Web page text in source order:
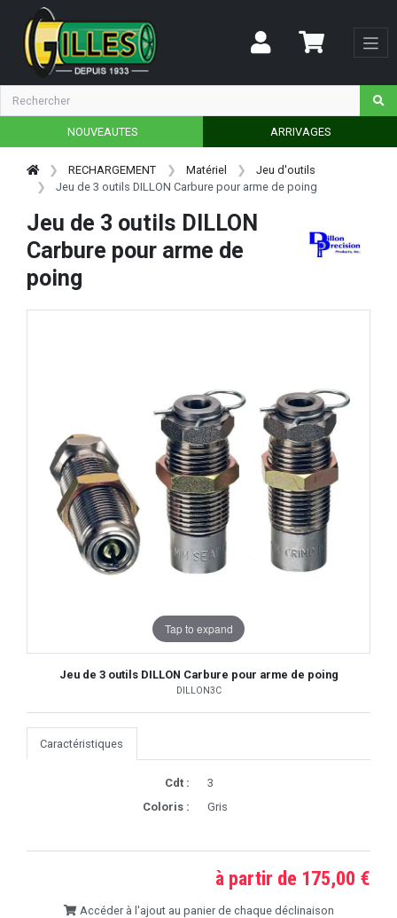
NOUVEAUTES ARRIVAGES
RECHARGEMENT Matériel
Jeu d'outils
Jeu de 3 outils DILLON Carbure pour arme de poing
Jeu de 3 outils DILLON
Carbure pour arme de
poing
Tap to expand
Jeu de 3 outils DILLON Carbure pour arme de poing
DILLON3C
Caractéristiques
Cdt :
3
Coloris :
Gris
à partir de 175,00 €
Accéder à l'ajout au panier de chaque déclinaison